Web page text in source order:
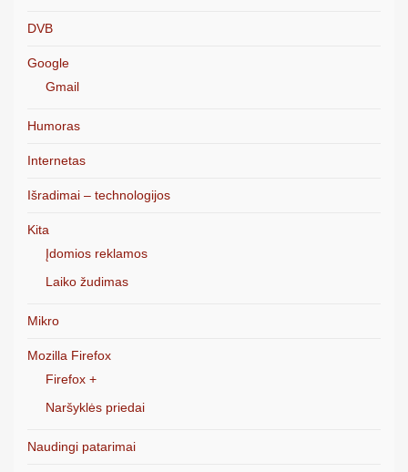
DVB
Google
Gmail
Humoras
Internetas
Išradimai – technologijos
Kita
Įdomios reklamos
Laiko žudimas
Mikro
Mozilla Firefox
Firefox +
Naršyklės priedai
Naudingi patarimai